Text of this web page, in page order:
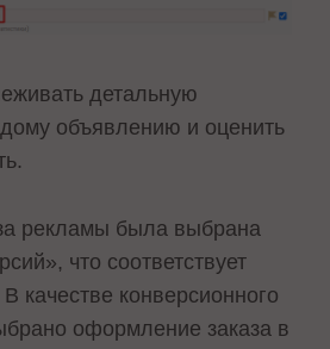
детальную
объявлению и оценить
рекламы была выбрана
что соответствует
качестве конверсионного
оформление заказа в